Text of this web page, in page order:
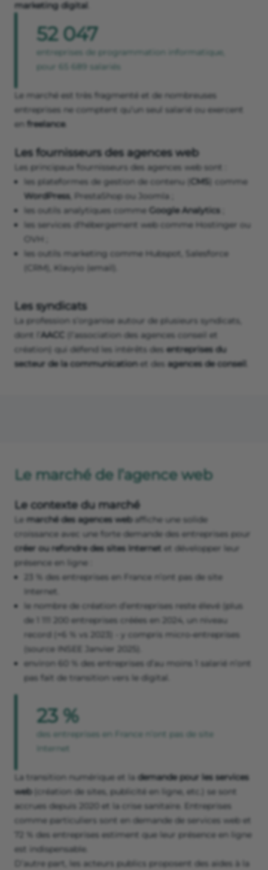
marketing digital
52 047
entreprises de programmation informatique,
pour 65 689 salariés
Le marché est très fragmenté et de nombreuses
entreprises ne comptent qu’un seul salarié ou exercent
en freelance.
Les fournisseurs des agences web
Les principaux fournisseurs des agences web sont :
les plateformes de gestion de contenu ( CMS ) comme
WordPress, PrestaShop ou Joomla ;
les outils analytiques comme
Google Analytics
les services d'hébergement web comme Hostinger ou
OVH ;
les outils marketing comme Hubspot, Salesforce
(CRM), Klavyio (email).
Les syndicats
La profession s’organise autour de plusieurs syndicats,
dont l’ AACC
(l’association des agences conseil et
création) qui défend les intérêts des entreprises du
secteur de la communicationet des agences de conseil
Le marché de l’agence web
Le contexte du marché
Le marché des agences webaffiche une solide
croissance avec une forte demande des entreprises pour
créer ou refondre des sites Internet et développer leur
présence en ligne :
23 % des entreprises en France n’ont pas de site
Internet.
le nombre de création d’entreprises reste élevé (plus
de 1 111 200 entreprises créées en 2024, un niveau
record (+6 % vs 2023) - y compris micro-entreprises
(source INSEE Janvier 2025).
environ 60 % des entreprises d’au moins 1 salarié n’ont
pas fait de transition vers le digital.
23 %
des entreprises en France n’ont pas de site
Internet
La transition numérique et la demande pour les services
web(création de sites, publicité en ligne, etc.) se sont
accrues depuis 2020 et la crise sanitaire. Entreprises
comme particuliers sont en demande de services web et
72 % des entreprises estiment que leur présence en ligne
est indispensable.
D’autre part, les acteurs publics proposent des aides à la